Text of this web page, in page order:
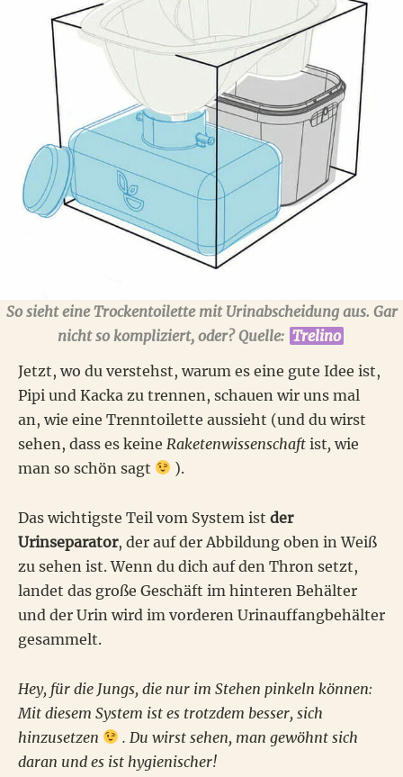
So sieht eine Trockentoilette mit Urinabscheidung aus. Gar
nicht so kompliziert, oder? Quelle: Trelino
Jetzt, wo du verstehst, warum es eine gute Idee ist,
Pipi und Kacka zu trennen, schauen wir uns mal
an, wie eine Trenntoilette aussieht (und du wirst
sehen, dass es keine Raketenwissenschaft ist, wie
man so schön sagt
).
Das wichtigste Teil vom System ist der
Urinseparator, der auf der Abbildung oben in Weiß
zu sehen ist. Wenn du dich auf den Thron setzt,
landet das große Geschäft im hinteren Behälter
und der Urin wird im vorderen Urinauffangbehälter
gesammelt.
Hey, für die Jungs, die nur im Stehen pinkeln können:
Mit diesem System ist es trotzdem besser, sich
hinzusetzen
. Du wirst sehen, man gewöhnt sich
daran und es ist hygienischer!